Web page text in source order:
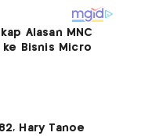
Alasan MNC
ke Bisnis Micro
Hary Tanoe